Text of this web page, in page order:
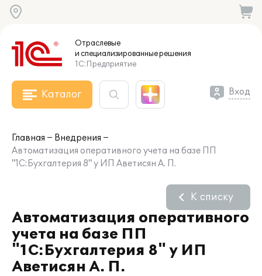
Отраслевые
и специализированныерешения
1С:Предприятие
Каталог Вход
Главная
Внедрения
Автоматизация оперативного учета на базе ПП
"1C:Бухгалтерия 8" у ИП Аветисян А. П.
Автоматизация оперативного
учета на базе ПП
"1C:Бухгалтерия 8" у ИП
Аветисян А. П.
К списку